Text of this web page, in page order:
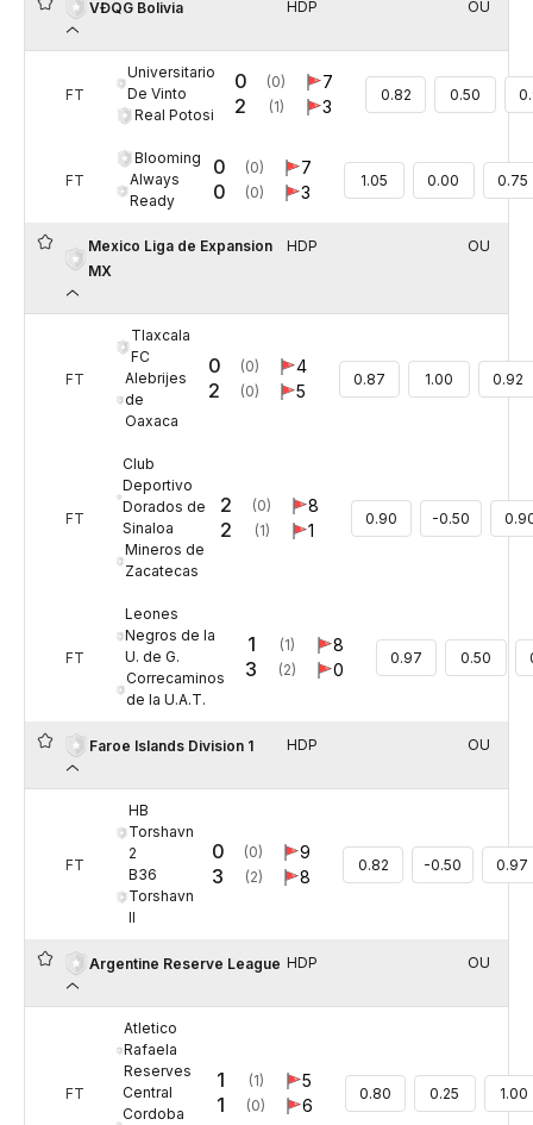
VĐQG Bolivia HDP OU
FT
Universitario
De Vinto
Real Potosi
0
2
(0)
(1)
7
3
0.82 0.50
FT
Blooming
Always
Ready
0
0
(0)
(0)
7
3
1.05 0.00 0.75
Mexico Liga de Expansion
MX
HDP OU
FT
Tlaxcala
FC
Alebrijes
de
Oaxaca
0
2
(0)
(0)
4
5
0.87 1.00 0.92
FT
Club
Deportivo
Dorados de
Sinaloa
Mineros de
Zacatecas
2
2
(0)
(1)
8
1
0.90 -0.50
FT
Leones
Negros de la
U. de G.
Correcaminos
de la U.A.T.
1
3
(1)
(2)
8
0
0.97 0.50
Faroe Islands Division 1 HDP OU
FT
HB
Torshavn
2
B36
Torshavn
II
0
3
(0)
(2)
9
8
0.82 -0.50 0.97
Argentine Reserve League HDP OU
FT
Atletico
Rafaela
Reserves
Central
Cordoba
1
1
(1)
(0)
5
6
0.80 0.25 1.00